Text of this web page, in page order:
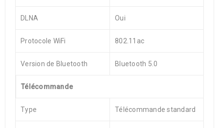
DLNA Oui
Protocole WiFi 802.11ac
Version de Bluetooth Bluetooth 5.0
Télécommande
Type Télécommande standard